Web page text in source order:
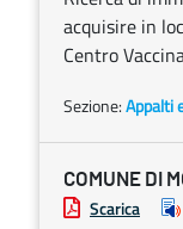
acquisire in
Centro
Sezione:Appalti
COMUNE DI
Scarica